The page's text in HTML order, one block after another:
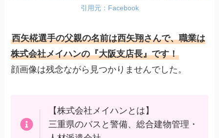
引用元：Facebook
西矢椛選手の父親の名前は西矢翔さんで、職業は
株式会社メイハンの『大阪支店長』です！
顔画像は残念ながら見つかりませんでした。
【株式会社メイハンとは】
三重県のバスと警備、総合建物管理・